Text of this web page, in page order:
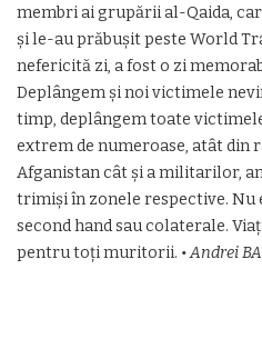
membri ai grupării al-Qaida,
şi le-au prăbuşit peste World
nefericită zi, a fost o zi
Deplângem şi noi victimele
timp, deplângem toate
extrem de numeroase, atât din
Afganistan cât şi a militarilor,
trimişi în zonele respective.
second hand sau colaterale.
pentru toţi muritorii. • Andrei